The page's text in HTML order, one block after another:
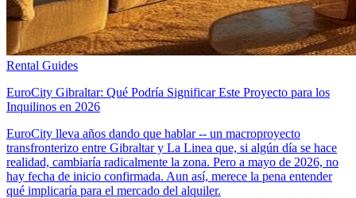
Rental Guides
EuroCity Gibraltar: Qué Podría Significar Este Proyecto para los
Inquilinos en 2026
EuroCity lleva años dando que hablar -- un macroproyecto
transfronterizo entre Gibraltar y La Linea que, si algún día se hace
realidad, cambiaría radicalmente la zona. Pero a mayo de 2026, no
hay fecha de inicio confirmada. Aun así, merece la pena entender
qué implicaría para el mercado del alquiler.